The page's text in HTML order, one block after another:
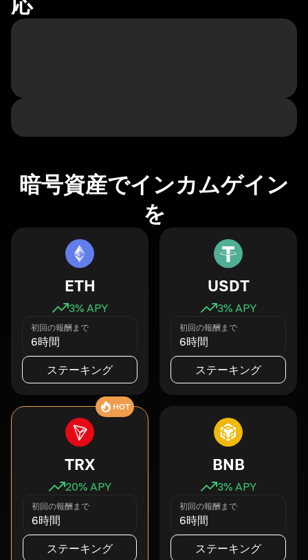
暗号資産でインカムゲイン
を
ETH
3% APY
初回の報酬まで
6時間
ステーキング
USDT
3% APY
初回の報酬まで
6時間
ステーキング
HOT
TRX
20% APY
初回の報酬まで
6時間
ステーキング
BNB
3% APY
初回の報酬まで
6時間
ステーキング